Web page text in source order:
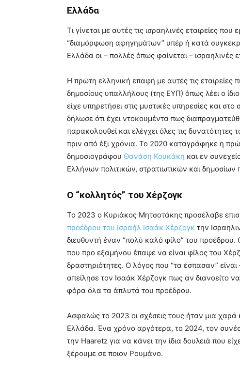
Ελλάδα
Τι γίνεται με αυτές τις ισραηλινές εταιρείες
“διαμόρφωση αφηγημάτων” υπέρ ή κατά
Ελλάδα οι – πολλές όπως φαίνεται – ισραηλινές
Η πρώτη ελληνική επαφή με αυτές τις
δημοσίους υπαλλήλους (της ΕΥΠ) όπως λέει ο
είχε υπηρετήσει στις μυστικές υπηρεσίες και
δήλωσε ότι έχει ντοκουμέντα πως
παρακολουθεί και ελέγχει όλες τις
πριν από έξι χρόνια. Το 2020 καταγράφηκε η
δημοσιογράφου Θανάση Κουκάκη και εν
Ελλήνων πολιτικών, στρατιωτικών και
Ο “κολλητός” του Χέρζογκ
Το 2023 ο Κυριάκος Μητσοτάκης προσέλαβε
προέδρου του Ισραήλ Ισαάκ Χέρζογκ την
διευθυντή έναν “πολύ καλό φίλο” του προέδρου.
που προ εξαμήνου έπαψε να είναι φίλος του
δραστηριότητες. Ο λόγος που “τα έσπασαν” είναι
απείλησε τον Ισαάκ Χέρζογκ πως αν διανοείτο
φόρα όλα τα άπλυτά του προέδρου.
Ασφαλώς το 2023 οι σχέσεις τους ήταν μια
Ελλάδα. Ένα χρόνο αργότερα, το 2024, τον
την Haaretz για να κάνει την ίδια δουλειά που
ξέρουμε σε ποιον Ρουμάνο.